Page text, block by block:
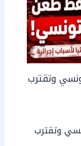
وتقترب
وتقترب